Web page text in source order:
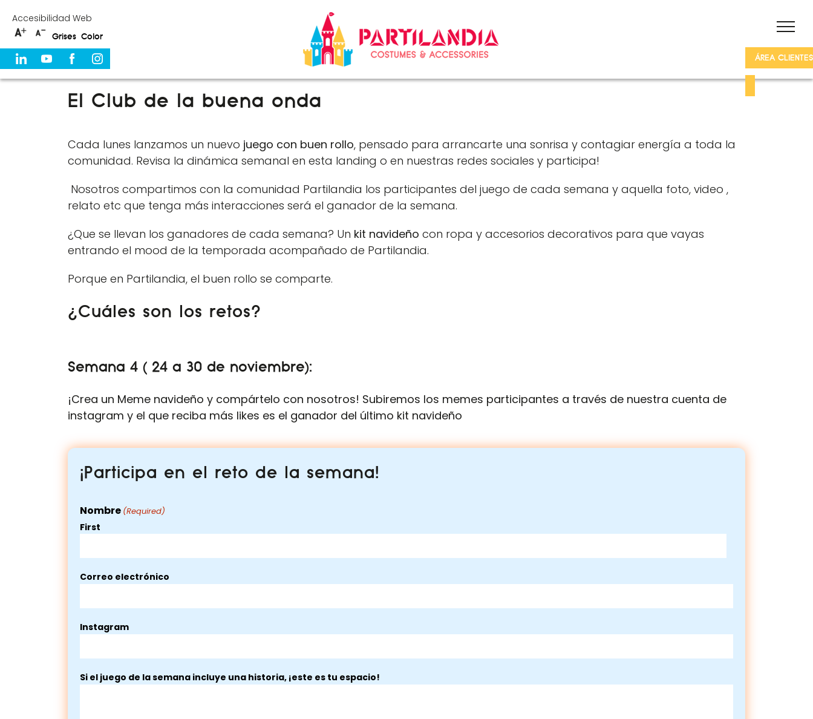
content
ÁREA CLIENTES
Accesibilidad Web
Grises Color
El Club de la buena onda
Cada lunes lanzamos un nuevo juego con buen rollo, pensado para arrancarte una sonrisa y contagiar energía a toda la
comunidad. Revisa la dinámica semanal en esta landing o en nuestras redes sociales y participa!
Nosotros compartimos con la comunidad Partilandia los participantes del juego de cada semana y aquella foto, video ,
relato etc que tenga más interacciones será el ganador de la semana.
¿Que se llevan los ganadores de cada semana? Un kit navideño con ropa y accesorios decorativos para que vayas
entrando el mood de la temporada acompañado de Partilandia.
Porque en Partilandia, el buen rollo se comparte.
¿Cuáles son los retos?
Semana 4 ( 24 a 30 de noviembre):
¡Crea un Meme navideño y compártelo con nosotros! Subiremos los memes participantes a través de nuestra cuenta de
instagram y el que reciba más likes es el ganador del último kit navideño
¡Participa en el reto de la semana!
Nombre (Required)
First
Correo electrónico
Instagram
Si el juego de la semana incluye una historia, ¡este es tu espacio!